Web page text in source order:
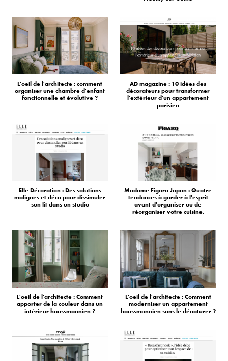
L'oeil de l'architecte : comment
organiser une chambre d'enfant
fonctionnelle et évolutive ?
AD magazine : 10 idées des
décorateurs pour transformer
l'extérieur d'un appartement
parisien
Elle Décoration : Des solutions
malignes et déco pour dissimuler
son lit dans un studio
Madame Figaro Japon : Quatre
tendances à garder à l'esprit
avant d'organiser ou de
réorganiser votre cuisine.
L'oeil de l'architecte : Comment
apporter de la couleur dans un
intérieur haussmannien ?
L'oeil de l'architecte : Comment
moderniser un appartement
haussmannien sans le dénaturer ?